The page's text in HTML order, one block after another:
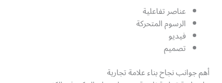
عناصر تفاعلية
الرسوم المتحركة
فيديو
تصميم
أهم جوانب نجاح بناء علامة تجارية